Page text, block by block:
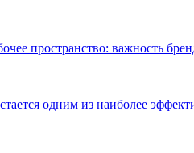
пространство: важность
одним из наиболее